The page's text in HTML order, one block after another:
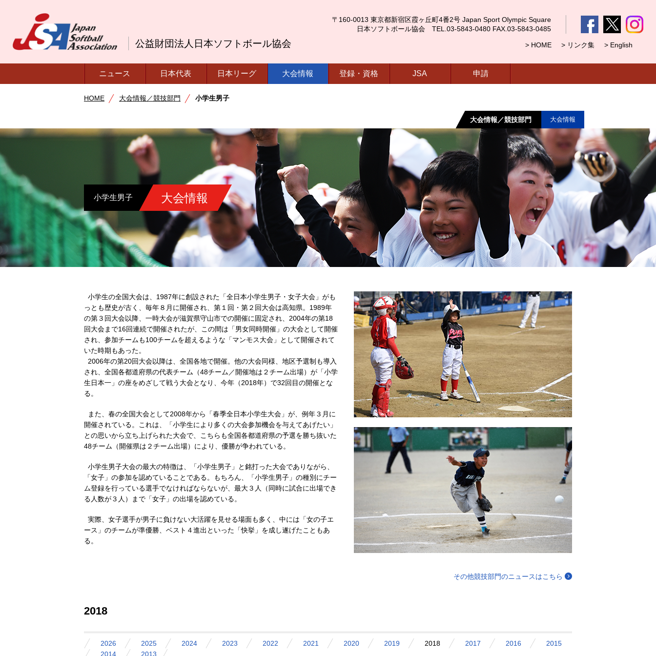
公益財団法人日本ソフトボール協会
〒160-0013 東京都新宿区霞ヶ丘町4番2号 Japan Sport Olympic Square
日本ソフトボール協会 TEL.03-5843-0480 FAX.03-5843-0485
> HOME > リンク集 > English
ニュース 日本代表 日本リーグ 大会情報 登録・資格 JSA 申請
HOME 大会情報／競技部門 小学生男子
大会情報／競技部門 大会情報
小学生男子 大会情報
小学生の全国大会は、1987年に創設された「全日本小学生男子・女子大会」がも
っとも歴史が古く、毎年８月に開催され、第１回・第２回大会は高知県。1989年
の第３回大会以降、一時大会が滋賀県守山市での開催に固定され、2004年の第18
回大会まで16回連続で開催されたが、この間は「男女同時開催」の大会として開催
され、参加チームも100チームを超えるような「マンモス大会」として開催されて
いた時期もあった。
2006年の第20回大会以降は、全国各地で開催。他の大会同様、地区予選制も導入
され、全国各都道府県の代表チーム（48チーム／開催地は２チーム出場）が「小学
生日本一」の座をめざして戦う大会となり、今年（2018年）で32回目の開催とな
る。
また、春の全国大会として2008年から「春季全日本小学生大会」が、例年３月に
開催されている。これは、「小学生により多くの大会参加機会を与えてあげたい」
との思いから立ち上げられた大会で、こちらも全国各都道府県の予選を勝ち抜いた
48チーム（開催県は２チーム出場）により、優勝が争われている。
小学生男子大会の最大の特徴は、「小学生男子」と銘打った大会でありながら、
「女子」の参加を認めていることである。もちろん、「小学生男子」の種別にチー
ム登録を行っている選手でなければならないが、最大３人（同時に試合に出場でき
る人数が３人）まで「女子」の出場を認めている。
実際、女子選手が男子に負けない大活躍を見せる場面も多く、中には「女の子エ
ース」のチームが準優勝、ベスト４進出といった「快挙」を成し遂げたこともあ
る。
その他競技部門のニュースはこちら
2018
2026 2025 2024 2023 2022 2021 2020 2019 2018 2017 2016
2015
2014
2013